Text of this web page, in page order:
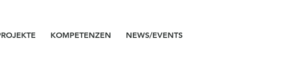
KOMPETENZEN NEWS/EVENTS